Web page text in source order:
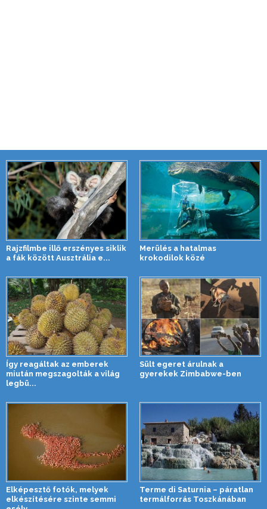
Rajzfilmbe illő erszényes siklik
a fák között Ausztrália e...
Merülés a hatalmas
krokodilok közé
Így reagáltak az emberek
miután megszagolták a világ
legbü...
Sült egeret árulnak a
gyerekek Zimbabwe-ben
Elképesztő fotók, melyek
elkészítésére szinte semmi
Terme di Saturnia – páratlan
termálforrás Toszkánában